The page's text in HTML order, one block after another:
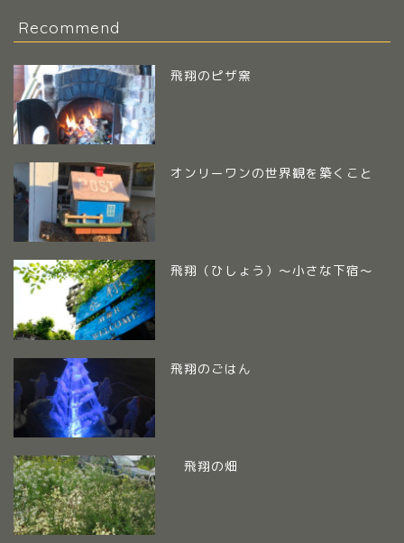
Recommend
飛翔のピザ窯
オンリーワンの世界観を築くこと
飛翔（ひしょう）～小さな下宿～
飛翔のごはん
飛翔の畑